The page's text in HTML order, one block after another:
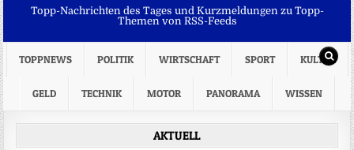
Topp-Nachrichten des Tages und Kurzmeldungen zu Topp-
Themen von RSS-Feeds
TOPPNEWS POLITIK WIRTSCHAFT SPORT KULTUR
GELD TECHNIK MOTOR PANORAMA WISSEN
AKTUELL